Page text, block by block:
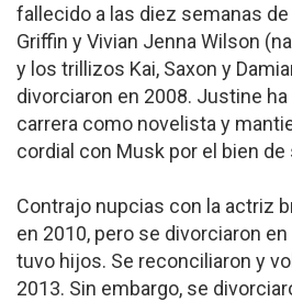
fallecido a las diez semanas
Griffin y Vivian Jenna Wilson
y los trillizos Kai, Saxon y
divorciaron en 2008. Justine
carrera como novelista y
cordial con Musk por el bien
Contrajo nupcias con la actriz
en 2010, pero se divorciaron
tuvo hijos. Se reconciliaron y
2013. Sin embargo, se